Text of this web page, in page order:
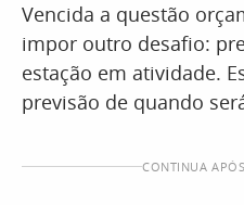
Vencida a questão
impor outro desafio:
estação em atividade.
previsão de quando
CONTINUA